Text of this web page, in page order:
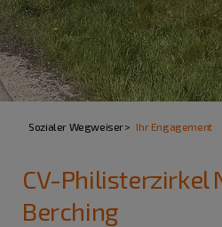
Sozialer Wegweiser Ihr Engagement
CV-Philisterzirkel
Berching